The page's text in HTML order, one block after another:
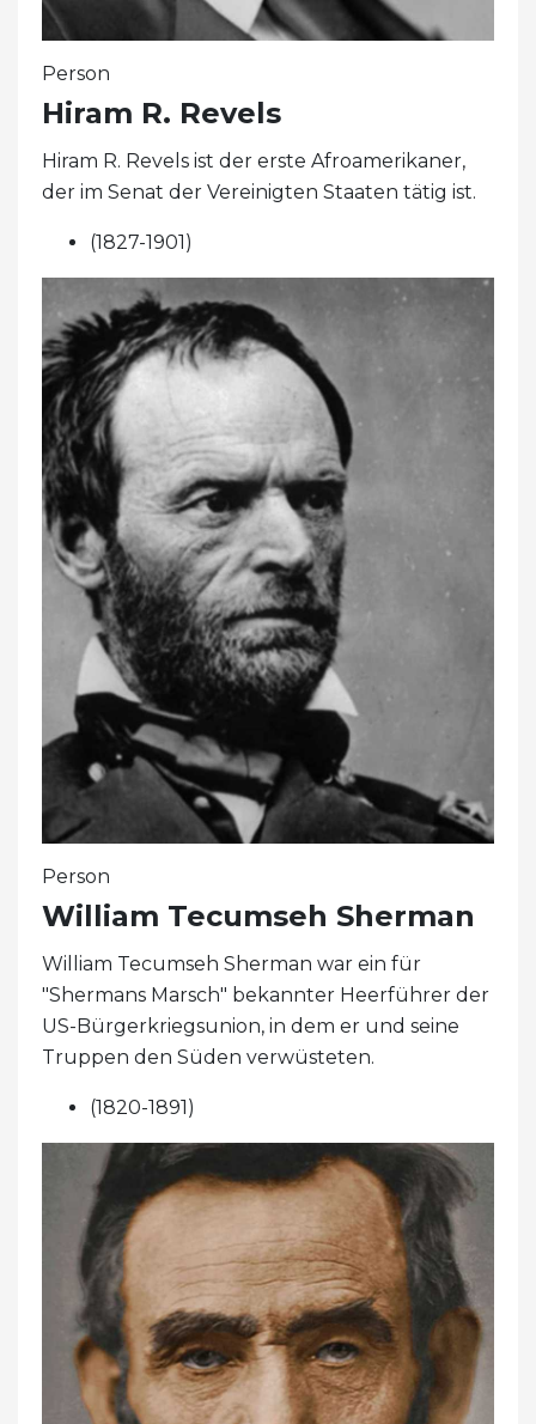
Person
Hiram R. Revels
Hiram R. Revels ist der erste Afroamerikaner,
der im Senat der Vereinigten Staaten tätig ist.
(1827-1901)
Person
William Tecumseh Sherman
William Tecumseh Sherman war ein für
"Shermans Marsch" bekannter Heerführer der
US-Bürgerkriegsunion, in dem er und seine
Truppen den Süden verwüsteten.
(1820-1891)